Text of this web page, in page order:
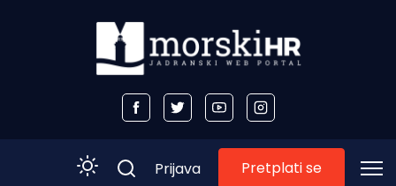
Prijava Pretplati se